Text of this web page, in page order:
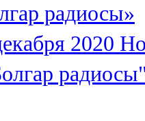
радиосы»
2020
радиосы"